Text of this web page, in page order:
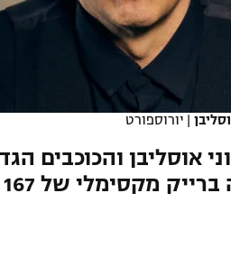
| יורוספורט
והכוכבים